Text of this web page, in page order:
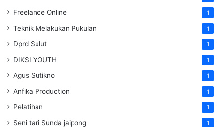
Freelance Online 1
Teknik Melakukan Pukulan 1
Dprd Sulut 1
DIKSI YOUTH 1
Agus Sutikno 1
Anfika Production 1
Pelatihan 1
Seni tari Sunda jaipong 1